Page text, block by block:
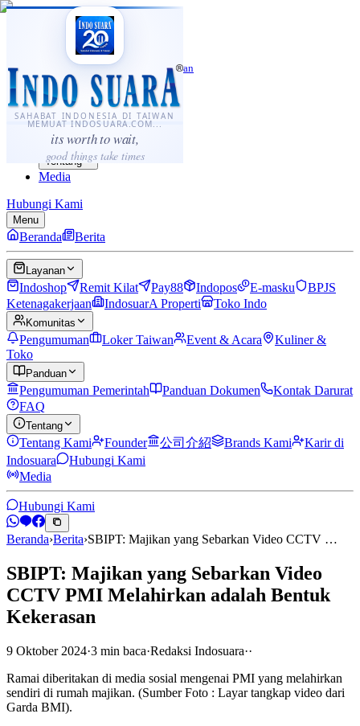
SAHABAT INDONESIA DI TAIWAN
MEMUAT INDOSUARA.COM...
its worth to wait,
good things take times
·...
⌘K
Sahabat Indonesia di Taiwan
Berita
Layanan
Komunitas
Panduan
Tentang
Media
Hubungi Kami
Menu
Beranda Berita
Layanan
Indoshop Remit Kilat Pay88 Indopos E-masku
BPJS
Ketenagakerjaan
IndosuarA Properti Toko Indo
Komunitas
Pengumuman Loker Taiwan Event & Acara
Kuliner &
Toko
Panduan
Pengumuman Pemerintah Panduan Dokumen
Kontak Darurat
FAQ
Tentang
Tentang Kami Founder 公司介紹 Brands Kami
Karir di
Indosuara
Hubungi Kami
Media
Hubungi Kami
Beranda›Berita›SBIPT: Majikan yang Sebarkan Video CCTV …
SBIPT: Majikan yang Sebarkan Video
CCTV PMI Melahirkan adalah Bentuk
Kekerasan
9 Oktober 2024·3 min baca·Redaksi Indosuara··
Ramai diberitakan di media sosial mengenai PMI yang melahirkan
sendiri di rumah majikan. (Sumber Foto : Layar tangkap video dari
Garda BMI).